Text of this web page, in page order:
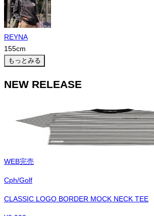
REYNA
155cm
もっとみる
NEW RELEASE
WEB完売
Cph/Golf
CLASSIC LOGO BORDER MOCK NECK TEE